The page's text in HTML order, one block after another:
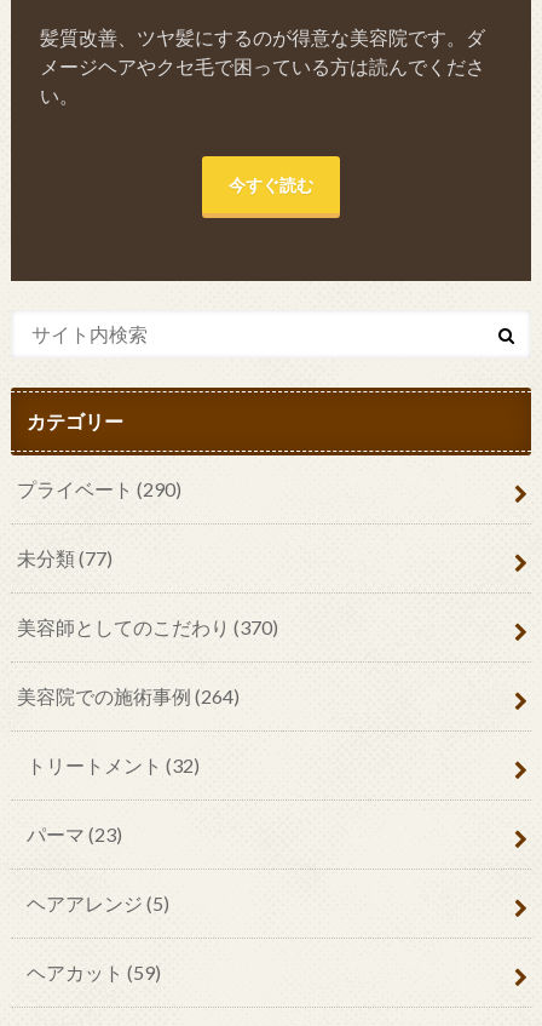
髪質改善、ツヤ髪にするのが得意な美容院です。ダ
メージヘアやクセ毛で困っている方は読んでくださ
い。
今すぐ読む
カテゴリー
プライベート (290)
未分類(77)
美容師としてのこだわり (370)
美容院での施術事例 (264)
トリートメント (32)
パーマ (23)
ヘアアレンジ (5)
ヘアカット (59)